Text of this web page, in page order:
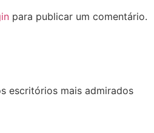
para publicar um comentário.
escritórios mais admirados